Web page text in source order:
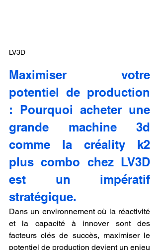
LV3D
Maximiser votre
potentiel de production
: Pourquoi acheter une
grande machine 3d
comme la créality k2
plus combo chez LV3D
est un impératif
stratégique.
Dans un environnement où la réactivité
et la capacité à innover sont des
facteurs clés de succès, maximiser le
potentiel de production devient un enjeu